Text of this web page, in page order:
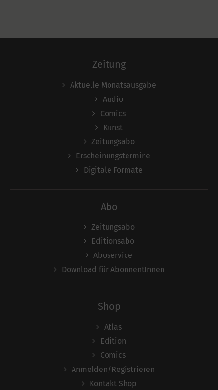
Zeitung
Aktuelle Monatsausgabe
Audio
Comics
Kunst
Zeitungsabo
Erscheinungstermine
Digitale Formate
Abo
Zeitungsabo
Editionsabo
Aboservice
Download für AbonnentInnen
Shop
Atlas
Edition
Comics
Anmelden/Registrieren
Kontakt Shop